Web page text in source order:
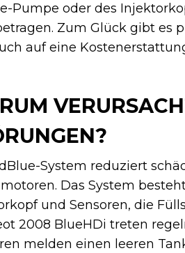
Pumpe oder des
Zum Glück gibt es
auf eine
System reduziert
Das System
und Sensoren, die
2008 BlueHDi treten
melden einen leeren